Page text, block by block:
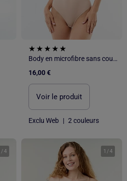
Body en microfibre sans coutures
16,00 €
Voir le produit
Exclu Web | 2 couleurs
/4 1 /4